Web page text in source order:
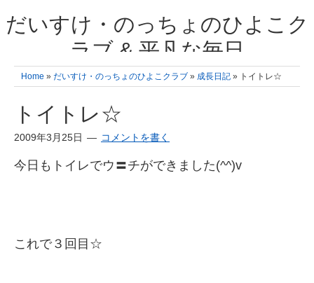
だいすけ・のっちょのひよこク
ラブ & 平凡な毎日
我が家の3人のひよこ成長日記と雑記 何十年後かに、大きくなったひよ
こ達とこの成長記を読み返すことを夢見て。& 3児ママの平凡日記 日々
Home » だいすけ・のっちょのひよこクラブ » 成長日記 » トイトレ☆
トイトレ☆
2009年3月25日 コメントを書く
今日もトイレでウ〓チができました(^^)v
これで３回目☆